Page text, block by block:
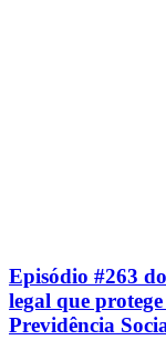
Episódio #263
legal que
Previdência